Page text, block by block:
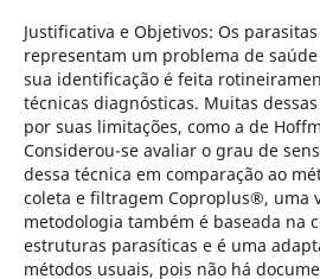
Justificativa e Objetivos: Os
representam um problema de
sua identificação é feita
técnicas diagnósticas. Muitas
por suas limitações, como a de
Considerou-se avaliar o grau de
dessa técnica em comparação ao
coleta e filtragem Coproplus®, uma
metodologia também é baseada na
estruturas parasíticas e é uma
métodos usuais, pois não há